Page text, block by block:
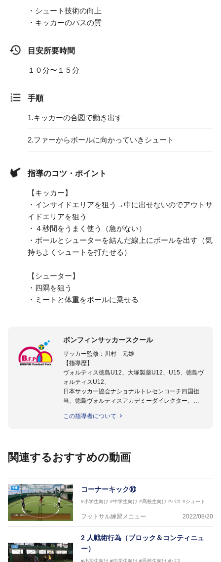
・シュート技術の向上
・キッカーのパスの質
目安所要時間
１０分〜１５分
手順
1.キッカーの合図で動き出す
2.ファーからボールに向かっていきシュート
指導のコツ・ポイント
【キッカー】
・インサイドエリアを狙う→中に出せないのでアウトサ
イドエリアを狙う
・４秒間をうまく使う（急がない）
・ボールとシューターを結んだ線上にボールを出す（気
持ちよくシュートを打たせる）
【シューター】
・四隅を狙う
・ミートと体重をボールに乗せる
ボンフィンサッカースクール
サッカー監修：川村 元雄
【指導歴】
ヴォルティス徳島U12、大塚製薬U12、U15、徳島ヴ
ォルティスU12、
日本サッカー協会ナショナルトレセンコーチ四国担
当、徳島ヴォルティスアカデミーダイレクター、
日本サッカー協会公認B級養成講習会インストラクタ
協会公認キッズリーダーチーフインストラクター
【指導歴】
FリーグU23選抜監督、ミャンマー女子フットサル代
表監督
日本サッカー協会フットサルインストラクター、AFC
（アジアサッカー連盟）フットサルインストラクター
JFA公認A級コーチジェネラルライセンス・JFA公認フ
ットサルB級コーチライセンス
この指導者について
関連するおすすめの動画
コーナーキック⑩
#小学生向け #中学生向け #高校生向け #パス #シュート
フットサル練習メニュー 2022/08/20
2 人戦術行為（ブロック＆コンティニュ
ー）
#小学生向け #中学生向け #高校生向け #パス